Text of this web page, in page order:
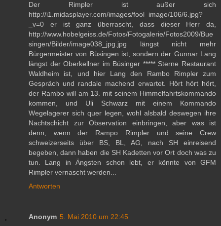
Der Rimpler ist außer sich
http://i1.midasplayer.com/images/fool_image/106/6.jpg?
_v=0 er ist ganz überrascht, dass dieser Herr da,
http://www.hobelgeiss.de/Fotos/Fotogalerie/Fotos2009/Bue
singen/Bilder/image038_jpg.jpg längst nicht mehr
Bürgermeister von Büsingen ist, sondern der Gunnar Lang
längst der Oberkellner im Büsinger ***** Sterne Restaurant
Waldheim ist, und hier Lang den Rambo Rimpler zum
Gespräch und randale machend erwartet. Hört hört hört,
der Rambo will am 13. mit seinem Himmelfahrtskommando
kommen, und Uli Schwarz mit einem Kommando
Wegelagerer sich quer legen, wohl alsbald deswegen ihre
Nachtschicht zur Observation einbringen, aber was ist
denn, wenn der Rampo Rimpler und seine Crew
schweizerseits über BS, BL, AG, nach SH einreisend
begeben, dann haben die SH Kadetten vor Ort doch was zu
tun. Lang in Ängsten schon lebt, er könnte von GFM
Rimpler vernascht werden...
Antworten
Anonym 5. Mai 2010 um 22:45